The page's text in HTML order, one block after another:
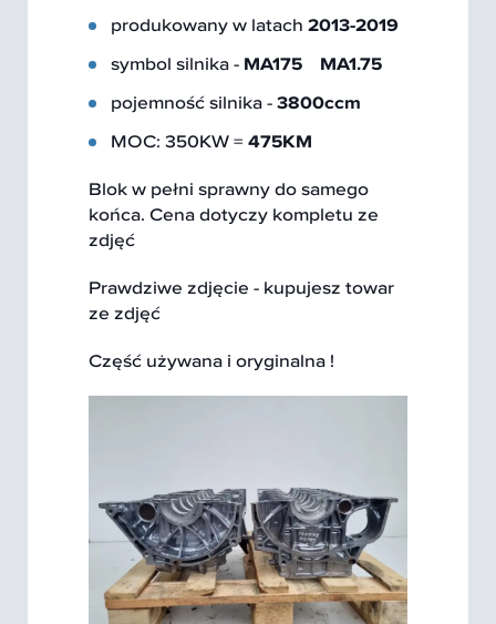
produkowany w latach 2013-2019
symbol silnika - MA175 MA1.75
pojemność silnika -3800ccm
MOC: 350KW = 475KM
Blok w pełni sprawny do samego
końca. Cena dotyczy kompletu ze
zdjęć
Prawdziwe zdjęcie - kupujesz towar
ze zdjęć
Część używana i oryginalna !